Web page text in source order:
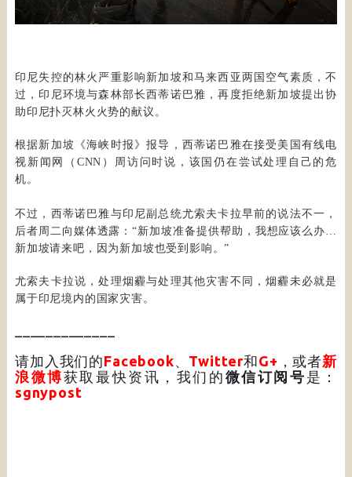
印尼失控的林火严重影响新加坡和马来西亚两国空气素质，不
过，印尼环境与森林部长西蒂诺巴雅，再度拒绝新加坡提出协
助印尼扑灭林火火势的献议。
根据新加坡《海峡时报》报导，西蒂诺巴雅在接受美国有线电
视新闻网（CNN）周访问时说，该国仍在尝试处理自己的危
机。
不过，西蒂诺巴雅与印尼副总统尤索夫卡拉早前的说法不一，
后者周二向媒体透露：“新加坡准备提供帮助，我想应该么办…
新加坡请来吧，因为新加坡也受到影响。”
尤索夫卡拉说，处理烟霾与处理其他灾害不同，烟霾未必就是
属于印尼境内的国家灾害。
请加入我们的Facebook、 Twitter和G+ ，或者新
浪微博获取最快资讯，我们的 微信订阅号 是：
sgnypost